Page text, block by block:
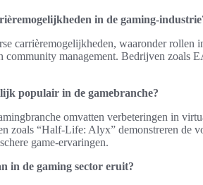
in de gaming-
carrièremogelijkheden, waaronder rollen
community management. Bedrijven zoals
populair in de gamebranche?
omvatten verbeteringen in
zoals “Half-Life: Alyx” demonstreren de
game-ervaringen.
in de gaming sector eruit?